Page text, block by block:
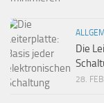
Die
28.